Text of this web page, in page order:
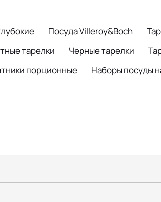
Посуда Villeroy&Boch
тарелки Черные тарелки
порционные
Наборы посуды